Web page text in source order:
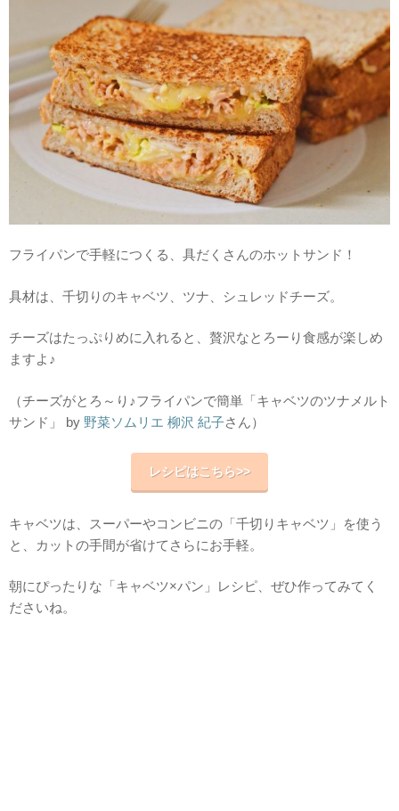
フライパンで手軽につくる、具だくさんのホットサンド！
具材は、千切りのキャベツ、ツナ、シュレッドチーズ。
チーズはたっぷりめに入れると、贅沢なとろーり食感が楽しめ
ますよ♪
（チーズがとろ～り♪フライパンで簡単「キャベツのツナメルト
サンド」 by 野菜ソムリエ 柳沢 紀子さん）
レシピはこちら>>
キャベツは、スーパーやコンビニの「千切りキャベツ」を使う
と、カットの手間が省けてさらにお手軽。
朝にぴったりな「キャベツ×パン」レシピ、ぜひ作ってみてく
ださいね。